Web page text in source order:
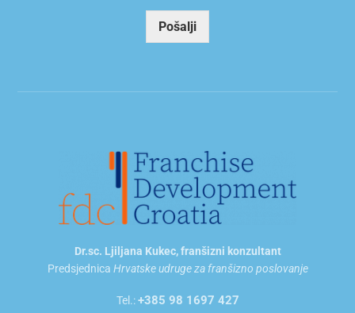
Pošalji
Dr.sc. Ljiljana Kukec, franšizni konzultant
Predsjednica Hrvatske udruge za franšizno poslovanje
Tel.:+385 98 1697 427